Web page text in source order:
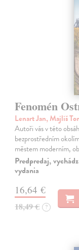
Fenomén
Lenart Jan, Majliš
Autoři vás v této
bezprostředním
městem moderním,
Predpredaj,
vydania
16,64 €
18,49 € ?